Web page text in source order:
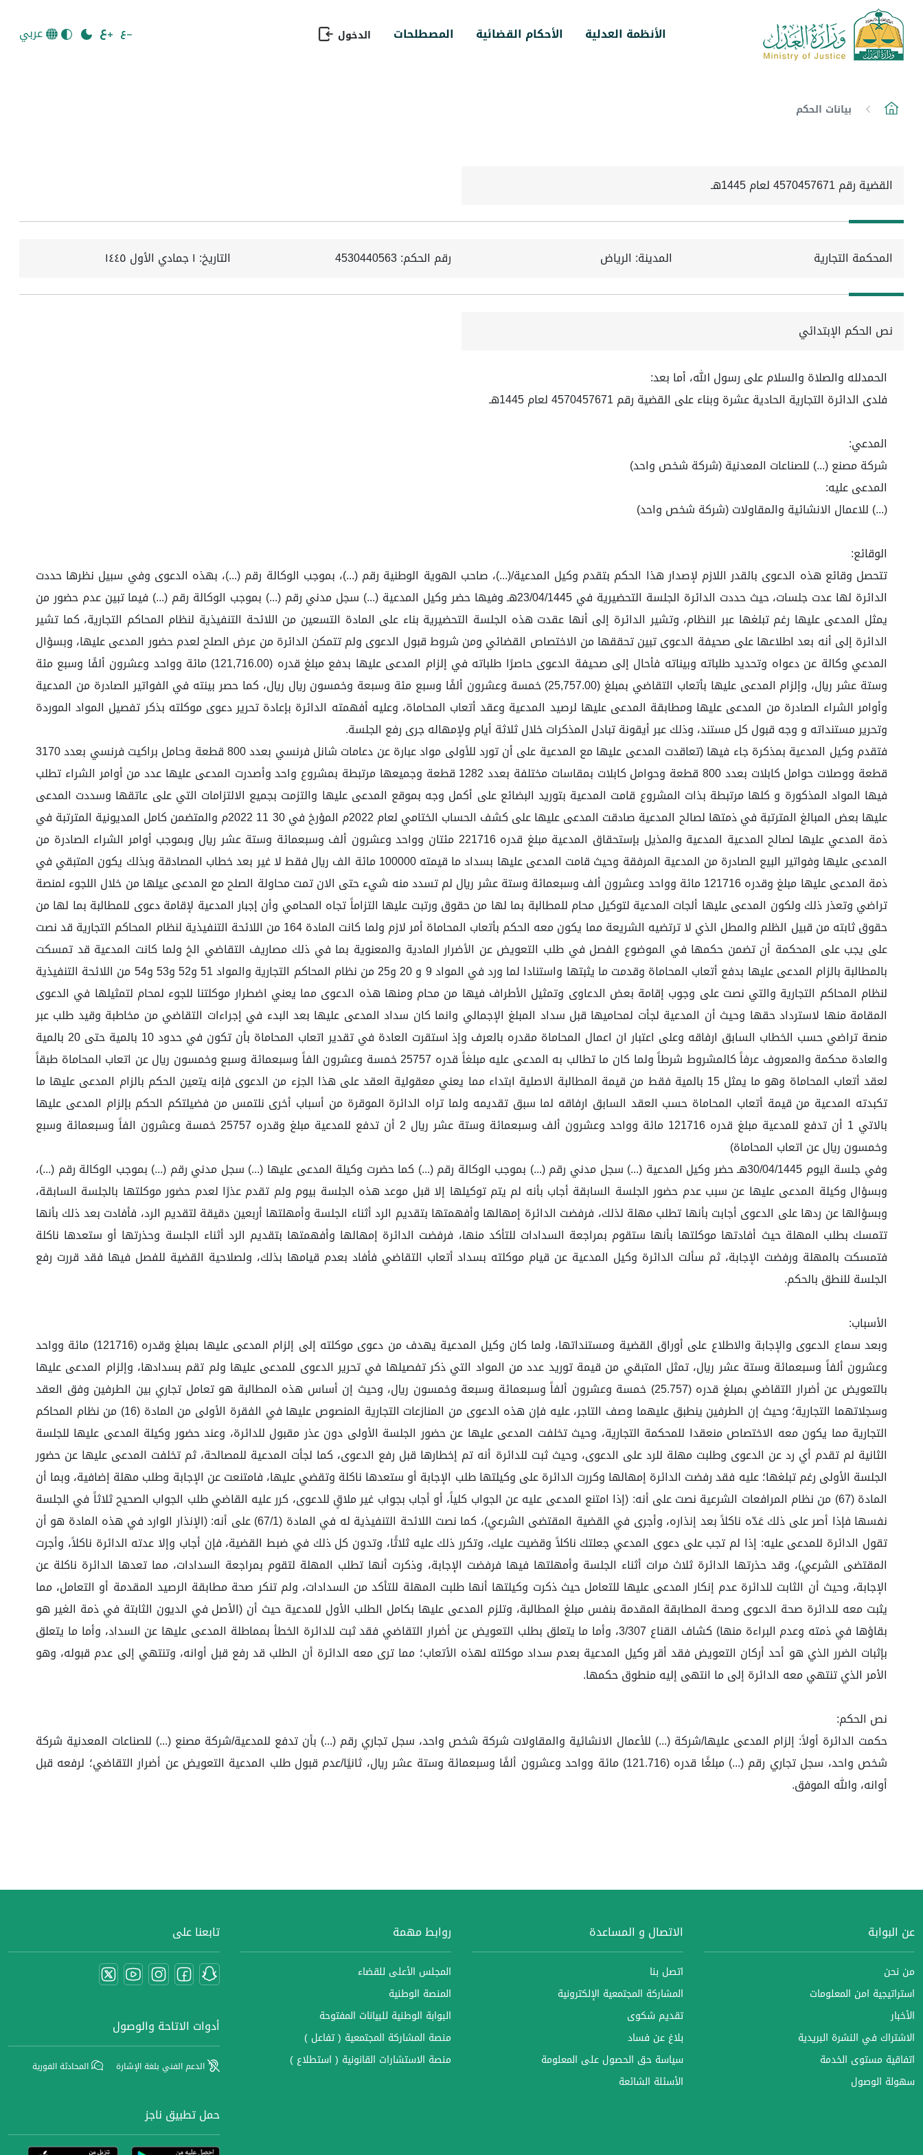
الأنظمة العدلية الأحكام القضائية المصطلحات الدخول عربي
بيانات الحكم
القضية رقم 4570457671 لعام 1445هـ
المحكمة التجارية المدينة: الرياض رقم الحكم: 4530440563 التاريخ: ١ جمادي الأول ١٤٤٥
نص الحكم الإبتدائي
الحمدلله والصلاة والسلام على رسول الله، أما بعد:
فلدى الدائرة التجارية الحادية عشرة وبناء على القضية رقم 4570457671 لعام 1445هـ
المدعي:
شركة مصنع (...) للصناعات المعدنية (شركة شخص واحد)
المدعى عليه:
(...) للاعمال الانشائية والمقاولات (شركة شخص واحد)
الوقائع:
تتحصل وقائع هذه الدعوى بالقدر اللازم لإصدار هذا الحكم بتقدم وكيل المدعية/(...)، صاحب الهوية الوطنية رقم (...)، بموجب الوكالة رقم (...)، بهذه الدعوى وفي سبيل نظرها حددت
الدائرة لها عدت جلسات، حيث حددت الدائرة الجلسة التحضيرية في 23/04/1445هـ وفيها حضر وكيل المدعية (...) سجل مدني رقم (...) بموجب الوكالة رقم (...) فيما تبين عدم حضور من
يمثل المدعى عليها رغم تبلغها عبر النظام، وتشير الدائرة إلى أنها عقدت هذه الجلسة التحضيرية بناء على المادة التسعين من اللائحة التنفيذية لنظام المحاكم التجارية، كما تشير
الدائرة إلى أنه بعد اطلاعها على صحيفة الدعوى تبين تحققها من الاختصاص القضائي ومن شروط قبول الدعوى ولم تتمكن الدائرة من عرض الصلح لعدم حضور المدعى عليها، وبسؤال
المدعي وكالة عن دعواه وتحديد طلباته وبيناته فأحال إلى صحيفة الدعوى حاصرًا طلباته في إلزام المدعى عليها بدفع مبلغ قدره (121,716.00) مائة وواحد وعشرون ألفًا وسبع مئة
وستة عشر ريال، وإلزام المدعى عليها بأتعاب التقاضي بمبلغ (25,757.00) خمسة وعشرون ألفًا وسبع مئة وسبعة وخمسون ريال ريال، كما حصر بينته في الفواتير الصادرة من المدعية
وأوامر الشراء الصادرة من المدعى عليها ومطابقة المدعى عليها لرصيد المدعية وعقد أتعاب المحاماة، وعليه أفهمته الدائرة بإعادة تحرير دعوى موكلته بذكر تفصيل المواد الموردة
وتحرير مستنداته و وجه قبول كل مستند، وذلك عبر أيقونة تبادل المذكرات خلال ثلاثة أيام ولإمهاله جرى رفع الجلسة.
فتقدم وكيل المدعية بمذكرة جاء فيها (تعاقدت المدعى عليها مع المدعية على أن تورد للأولى مواد عبارة عن دعامات شانل فرنسي بعدد 800 قطعة وحامل براكيت فرنسي بعدد 3170
قطعة ووصلات حوامل كابلات بعدد 800 قطعة وحوامل كابلات بمقاسات مختلفة بعدد 1282 قطعة وجميعها مرتبطة بمشروع واحد وأصدرت المدعى عليها عدد من أوامر الشراء تطلب
فيها المواد المذكورة و كلها مرتبطة بذات المشروع قامت المدعية بتوريد البضائع على أكمل وجه بموقع المدعى عليها والتزمت بجميع الالتزامات التي على عاتقها وسددت المدعى
عليها بعض المبالغ المترتبة في ذمتها لصالح المدعية صادقت المدعى عليها على كشف الحساب الختامي لعام 2022م المؤرخ في 30 11 2022م والمتضمن كامل المديونية المترتبة في
ذمة المدعي عليها لصالح المدعية المدعية والمذيل بإستحقاق المدعية مبلغ قدره 221716 مئتان وواحد وعشرون ألف وسبعمائة وستة عشر ريال وبموجب أوامر الشراء الصادرة من
المدعى عليها وفواتير البيع الصادرة من المدعية المرفقة وحيث قامت المدعى عليها بسداد ما قيمته 100000 مائة الف ريال فقط لا غير بعد خطاب المصادقة وبذلك يكون المتبقي في
ذمة المدعى عليها مبلغ وقدره 121716 مائة وواحد وعشرون ألف وسبعمائة وستة عشر ريال لم تسدد منه شيء حتى الان تمت محاولة الصلح مع المدعى عيلها من خلال اللجوء لمنصة
تراضي وتعذر ذلك ولكون المدعى عليها ألجات المدعية لتوكيل محام للمطالبة بما لها من حقوق ورتبت عليها التزاماً تجاه المحامي وأن إجبار المدعية لإقامة دعوى للمطالبة بما لها من
حقوق ثابته من قبيل الظلم والمطل الذي لا ترتضيه الشريعة مما يكون معه الحكم بأتعاب المحاماة أمر لازم ولما كانت المادة 164 من اللائحة التنفيذية لنظام المحاكم التجارية قد نصت
على يجب على المحكمة أن تضمن حكمها في الموضوع الفصل في طلب التعويض عن الأضرار المادية والمعنوية بما في ذلك مصاريف التقاضي الخ ولما كانت المدعية قد تمسكت
بالمطالبة بالزام المدعى عليها بدفع أتعاب المحاماة وقدمت ما يثبتها واستنادا لما ورد في المواد 9 و 20 و25 من نظام المحاكم التجارية والمواد 51 و52 و53 و54 من اللائحة التنفيذية
لنظام المحاكم التجارية والتي نصت على وجوب إقامة بعض الدعاوى وتمثيل الأطراف فيها من محام ومنها هذه الدعوى مما يعني اضطرار موكلتنا للجوء لمحام لتمثيلها في الدعوى
المقامة منها لاسترداد حقها وحيث أن المدعية لجأت لمحاميها قبل سداد المبلغ الإجمالي وانما كان سداد المدعى عليها بعد البدء في إجراءات التقاضي من مخاطبة وقيد طلب عبر
منصة تراضي حسب الخطاب السابق ارفاقه وعلى اعتبار ان اعمال المحاماة مقدره بالعرف وإذ استقرت العادة في تقدير اتعاب المحاماة بأن تكون في حدود 10 بالمية حتى 20 بالمية
والعادة محكمة والمعروف عرفاً كالمشروط شرطاً ولما كان ما تطالب به المدعى عليه مبلغاً قدره 25757 خمسة وعشرون الفاً وسبعمائة وسبع وخمسون ريال عن اتعاب المحاماة طبقاً
لعقد أتعاب المحاماة وهو ما يمثل 15 بالمية فقط من قيمة المطالبة الاصلية ابتداء مما يعني معقولية العقد على هذا الجزء من الدعوى فإنه يتعين الحكم بالزام المدعى عليها ما
تكبدته المدعية من قيمة أتعاب المحاماة حسب العقد السابق ارفاقه لما سبق تقديمه ولما تراه الدائرة الموقرة من أسباب أخرى نلتمس من فضيلتكم الحكم بإلزام المدعى عليها
بالاتي 1 أن تدفع للمدعية مبلغ قدره 121716 مائة وواحد وعشرون ألف وسبعمائة وستة عشر ريال 2 أن تدفع للمدعية مبلغ وقدره 25757 خمسة وعشرون الفاً وسبعمائة وسبع
وخمسون ريال عن اتعاب المحاماة)
وفي جلسة اليوم 30/04/1445هـ حضر وكيل المدعية (...) سجل مدني رقم (...) بموجب الوكالة رقم (...) كما حضرت وكيلة المدعى عليها (...) سجل مدني رقم (...) بموجب الوكالة رقم (...)،
وبسؤال وكيلة المدعى عليها عن سبب عدم حضور الجلسة السابقة أجاب بأنه لم يتم توكيلها إلا قبل موعد هذه الجلسة بيوم ولم تقدم عذرًا لعدم حضور موكلتها بالجلسة السابقة،
وبسؤالها عن ردها على الدعوى أجابت بأنها تطلب مهلة لذلك، فرفضت الدائرة إمهالها وأفهمتها بتقديم الرد أثناء الجلسة وأمهلتها أربعين دقيقة لتقديم الرد، فأفادت بعد ذلك بأنها
تتمسك بطلب المهلة حيث أفادتها موكلتها بأنها ستقوم بمراجعة السدادات للتأكد منها، فرفضت الدائرة إمهالها وأفهمتها بتقديم الرد أثناء الجلسة وحذرتها أو ستعدها ناكلة
فتمسكت بالمهلة ورفضت الإجابة، ثم سألت الدائرة وكيل المدعية عن قيام موكلته بسداد أتعاب التقاضي فأفاد بعدم قيامها بذلك، ولصلاحية القضية للفصل فيها فقد قررت رفع
الجلسة للنطق بالحكم.
الأسباب:
وبعد سماع الدعوى والإجابة والاطلاع على أوراق القضية ومستنداتها، ولما كان وكيل المدعية يهدف من دعوى موكلته إلى إلزام المدعى عليها بمبلغ وقدره (121716) مائة وواحد
وعشرون ألفاً وسبعمائة وستة عشر ريال، تمثل المتبقي من قيمة توريد عدد من المواد التي ذكر تفصيلها في تحرير الدعوى للمدعى عليها ولم تقم بسدادها، وإلزام المدعى عليها
بالتعويض عن أضرار التقاضي بمبلغ قدره (25.757) خمسة وعشرون ألفاً وسبعمائة وسبعة وخمسون ريال، وحيث إن أساس هذه المطالبة هو تعامل تجاري بين الطرفين وفق العقد
وسجلاتهما التجارية؛ وحيث إن الطرفين ينطبق عليهما وصف التاجر، عليه فإن هذه الدعوى من المنازعات التجارية المنصوص عليها في الفقرة الأولى من المادة (16) من نظام المحاكم
التجارية مما يكون معه الاختصاص منعقدا للمحكمة التجارية، وحيث تخلفت المدعى عليها عن حضور الجلسة الأولى دون عذر مقبول للدائرة، وعند حضور وكيلة المدعى عليها للجلسة
الثانية لم تقدم أي رد عن الدعوى وطلبت مهلة للرد على الدعوى، وحيث ثبت للدائرة أنه تم إخطارها قبل رفع الدعوى، كما لجأت المدعية للمصالحة، ثم تخلفت المدعى عليها عن حضور
الجلسة الأولى رغم تبلغها؛ عليه فقد رفضت الدائرة إمهالها وكررت الدائرة على وكيلتها طلب الإجابة أو ستعدها ناكلة وتقضي عليها، فامتنعت عن الإجابة وطلب مهلة إضافية، وبما أن
المادة (67) من نظام المرافعات الشرعية نصت على أنه: (إذا امتنع المدعى عليه عن الجواب كلياً، أو أجاب بجواب غير ملاقٍ للدعوى، كرر عليه القاضي طلب الجواب الصحيح ثلاثاً في الجلسة
نفسها فإذا أصر على ذلك عَدّه ناكلاً بعد إنذاره، وأجرى في القضية المقتضى الشرعي)، كما نصت اللائحة التنفيذية له في المادة (67/1) على أنه: (الإنذار الوارد في هذه المادة هو أن
تقول الدائرة للمدعى عليه: إذا لم تجب على دعوى المدعي جعلتك ناكلاً وقضيت عليك، وتكرر ذلك عليه ثلاثًا، وتدون كل ذلك في ضبط القضية، فإن أجاب وإلا عدته الدائرة ناكلاً، وأجرت
المقتضى الشرعي)، وقد حذرتها الدائرة ثلاث مرات أثناء الجلسة وأمهلتها فيها فرفضت الإجابة، وذكرت أنها تطلب المهلة لتقوم بمراجعة السدادات، مما تعدها الدائرة ناكلة عن
الإجابة، وحيث أن الثابت للدائرة عدم إنكار المدعى عليها للتعامل حيث ذكرت وكيلتها أنها طلبت المهلة للتأكد من السدادات، ولم تنكر صحة مطابقة الرصيد المقدمة أو التعامل، مما
يثبت معه للدائرة صحة الدعوى وصحة المطابقة المقدمة بنفس مبلغ المطالبة، وتلزم المدعى عليها بكامل الطلب الأول للمدعية حيث أن (الأصل في الديون الثابتة في ذمة الغير هو
بقاؤها في ذمته وعدم البراءة منها) كشاف القناع 3/307، وأما ما يتعلق بطلب التعويض عن أضرار التقاضي فقد ثبت للدائرة الخطأ بمماطلة المدعى عليها عن السداد، وأما ما يتعلق
بإثبات الضرر الذي هو أحد ‏أركان التعويض فقد أقر وكيل المدعية بعدم سداد موكلته لهذه الأتعاب؛ مما ترى معه الدائرة أن الطلب قد رفع قبل أوانه، وتنتهي إلى عدم قبوله، وهو
الأمر الذي تنتهي معه الدائرة إلى ما انتهى إليه منطوق حكمها.
نص الحكم:
حكمت الدائرة أولاً: إلزام المدعى عليها/شركة (...) للأعمال الانشائية والمقاولات شركة شخص واحد، سجل تجاري رقم (...) بأن تدفع للمدعية/شركة مصنع (...) للصناعات المعدنية شركة
شخص واحد، سجل تجاري رقم (...) مبلغًا قدره (121.716) مائة وواحد وعشرون ألفًا وسبعمائة وستة عشر ريال، ثانيًا/عدم قبول طلب المدعية التعويض عن أضرار التقاضي؛ لرفعه قبل
أوانه، والله الموفق.
عن البوابة
من نحن
استراتيجية امن المعلومات
الأخبار
الاشتراك في النشرة البريدية
اتفاقية مستوى الخدمة
سهولة الوصول
الاتصال و المساعدة
اتصل بنا
المشاركة المجتمعية الإلكترونية
تقديم شكوى
بلاغ عن فساد
سياسة حق الحصول على المعلومة
الأسئلة الشائعة
روابط مهمة
المجلس الأعلى للقضاء
المنصة الوطنية
البوابة الوطنية للبيانات المفتوحة
منصة المشاركة المجتمعية ( تفاعل )
منصة الاستشارات القانونية ( استطلاع )
تابعنا على
أدوات الاتاحة والوصول
الدعم الفني بلغة الإشارة المحادثة الفورية
حمل تطبيق ناجز